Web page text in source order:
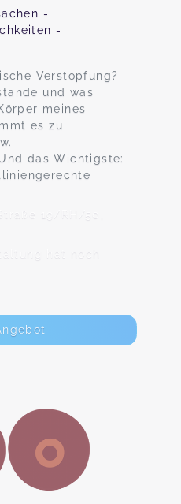
-
-
Verstopfung?
und was
meines
es zu
das Wichtigste:
19/RH/50,
hat noch